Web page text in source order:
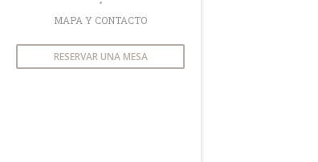
((ABRE EN UNA NUEVA VENTANA))
MAPA Y CONTACTO
RESERVAR UNA MESA